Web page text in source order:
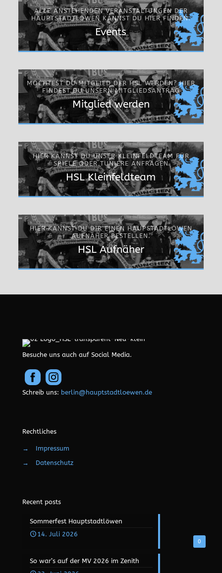
ALLE ANSTEHENDEN VERANSTALTUNGEN DER
HAUPTSTADTLÖWEN KANNST DU HIER FINDEN.
Events
MÖCHTEST DU MITGLIED DER HSL WERDEN? HIER
FINDEST DU UNSERN MITGLIEDSANTRAG
Mitglied werden
HIER KANNST DU UNSER KLEINFELDTEAM FÜR
SPIELE ODER TUNIERE ANFRAGEN
HSL Kleinfeldteam
HIER KANNST DU DIR EINEN HAUPSTADTLÖWEN
AUFNÄHER BESTELLEN.
HSL Aufnäher
Besuche uns auch auf Social Media.
Schreib uns: berlin@hauptstadtloewen.de
Rechtliches
→
Impressum
→
Datenschutz
Recent posts
0
Sommerfest Hauptstadtlöwen
14. Juli 2026
So war’s auf der MV 2026 im Zenith